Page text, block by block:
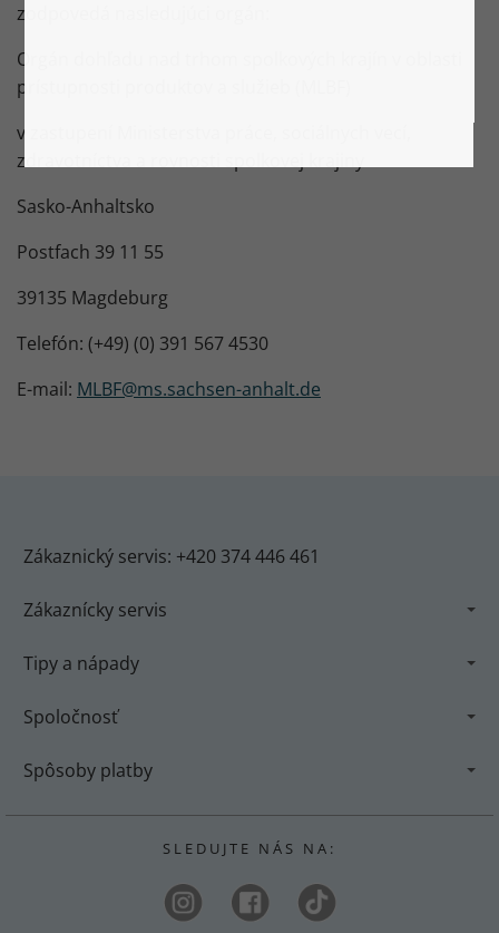
zodpovedá nasledujúci orgán:
Orgán dohľadu nad trhom spolkových krajín v oblasti
prístupnosti produktov a služieb (MLBF)
v zastupení Ministerstva práce, sociálnych vecí,
zdravotníctva a rovnosti spolkovej krajiny
Sasko-Anhaltsko
Postfach 39 11 55
39135 Magdeburg
Telefón: (+49) (0) 391 567 4530
E-mail: MLBF@ms.sachsen-anhalt.de
Zákaznický servis: +420 374 446 461
Zákaznícky servis
Tipy a nápady
Spoločnosť
Spôsoby platby
S L E D U J T E N Á S N A :